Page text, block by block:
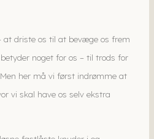
at driste os til at bevæge os frem
noget for os – til trods for
her må vi først indrømme at
vi skal have os selv ekstra